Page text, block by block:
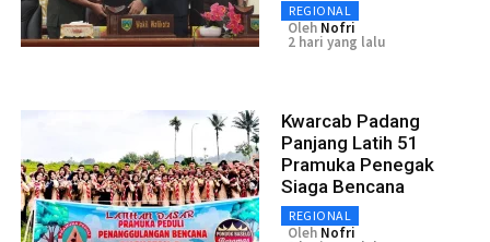
REGIONAL
Oleh Nofri
2 hari yang lalu
Kwarcab Padang
Panjang Latih 51
Pramuka Penegak
Siaga Bencana
REGIONAL
Oleh Nofri